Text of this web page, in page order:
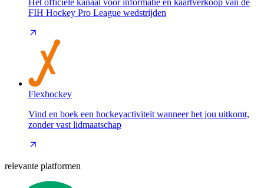
Het officiële kanaal voor informatie en kaartverkoop van de
FIH Hockey Pro League wedstrijden
Flexhockey
Vind en boek een hockeyactiviteit wanneer het jou uitkomt,
zonder vast lidmaatschap
relevante platformen